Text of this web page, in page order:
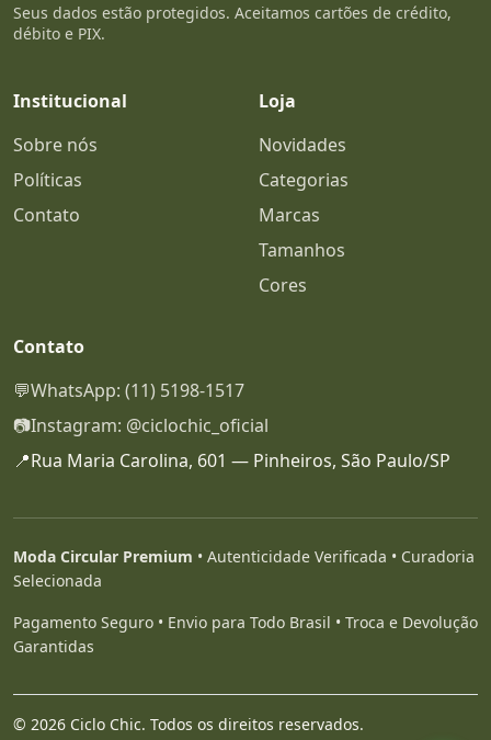
Seus dados estão protegidos. Aceitamos cartões de crédito,
débito e PIX.
Institucional
Sobre nós
Políticas
Contato
Loja
Novidades
Categorias
Marcas
Tamanhos
Cores
Contato
💬WhatsApp: (11) 5198-1517
📷Instagram: @ciclochic_oficial
📍Rua Maria Carolina, 601 — Pinheiros, São Paulo/SP
Moda Circular Premium • Autenticidade Verificada • Curadoria
Selecionada
Pagamento Seguro • Envio para Todo Brasil • Troca e Devolução
Garantidas
© 2026 Ciclo Chic. Todos os direitos reservados.